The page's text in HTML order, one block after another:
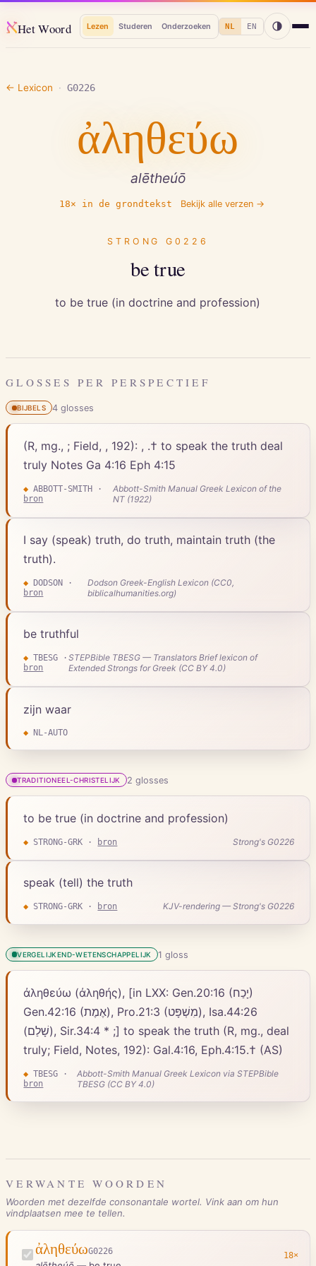
אHet Woord Lezen Studeren Onderzoeken NL EN
← Lexicon · G0226
ἀληθεύω
alētheúō
18× in de grondtekst Bekijk alle verzen →
STRONGG0226
be true
to be true (in doctrine and profession)
GLOSSES PER PERSPECTIEF
BIJBELS 4glosses
(R, mg., ; Field, , 192): , .† to speak the truth deal
truly Notes Ga 4:16 Eph 4:15
◆ ABBOTT-SMITH ·
bron
Abbott-Smith Manual Greek Lexicon of the
NT (1922)
I say (speak) truth, do truth, maintain truth (the
truth).
◆ DODSON ·
bron
Dodson Greek-English Lexicon (CC0,
biblicalhumanities.org)
be truthful
◆ TBESG ·
bron
STEPBible TBESG — Translators Brief lexicon of
Extended Strongs for Greek (CC BY 4.0)
zijn waar
◆ NL-AUTO
TRADITIONEEL-CHRISTELIJK 2 glosses
to be true (in doctrine and profession)
◆ STRONG-GRK · bron Strong's G0226
speak (tell) the truth
◆ STRONG-GRK · bron KJV-rendering — Strong's G0226
VERGELIJKEND-WETENSCHAPPELIJK 1 gloss
ἀληθεύω (ἀληθής), [in LXX: Gen.20:16 (יָכַח)
Gen.42:16 (אֶמֶת), Pro.21:3 (מִשְׁפָּט), Isa.44:26
(שָׁלַם), Sir.34:4 * ;] to speak the truth (R, mg., deal
truly; Field, Notes, 192): Gal.4:16, Eph.4:15.† (AS)
◆ TBESG ·
bron
Abbott-Smith Manual Greek Lexicon via STEPBible
TBESG (CC BY 4.0)
VERWANTE WOORDEN
Woorden met dezelfde consonantale wortel. Vink aan om hun
vindplaatsen mee te tellen.
ἀληθεύωG0226 18×